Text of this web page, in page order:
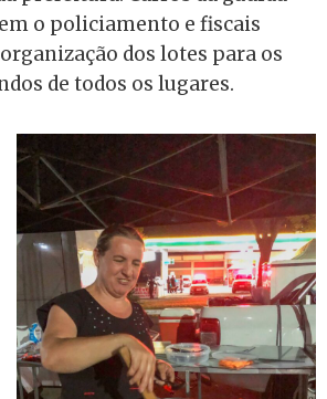
o policiamento e fiscais
dos lotes para os
de todos os lugares.